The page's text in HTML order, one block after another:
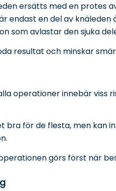
ersätts med en protes
endast en del av knäleden
som avlastar den sjuka
resultat och minskar
operationer innebär viss
bra för de flesta, men
görs först när